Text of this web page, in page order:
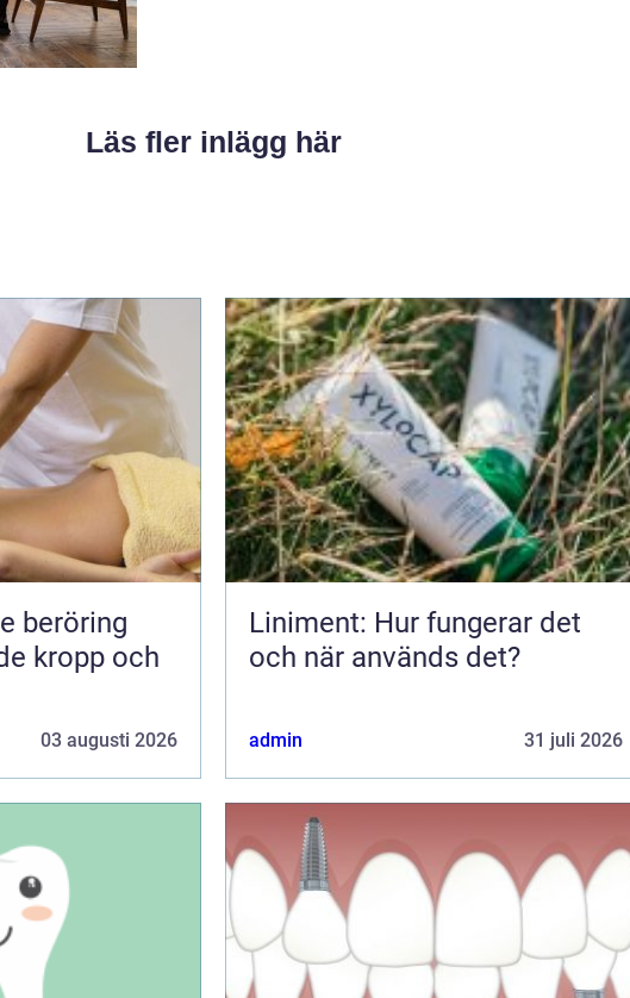
Läs fler inlägg här
kropp och
03 augusti 2026
Liniment: Hur fungerar det
och när används det?
admin 31 juli 2026